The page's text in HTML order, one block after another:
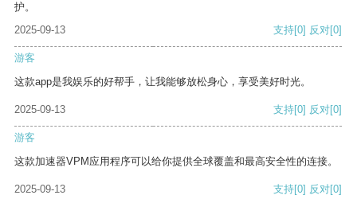
护。
2025-09-13
支持[0] 反对[0]
游客
这款app是我娱乐的好帮手，让我能够放松身心，享受美好时光。
2025-09-13 支持[0] 反对[0]
游客
这款加速器VPM应用程序可以给你提供全球覆盖和最高安全性的连接。
2025-09-13 支持[0] 反对[0]